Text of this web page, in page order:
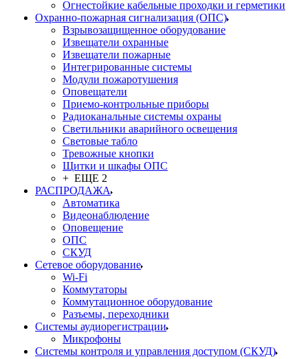
Огнестойкие кабельные проходки и герметики
Охранно-пожарная сигнализация (ОПС)
Взрывозащищенное оборудование
Извещатели охранные
Извещатели пожарные
Интегрированные системы
Модули пожаротушения
Оповещатели
Приемо-контрольные приборы
Радиоканальные системы охраны
Светильники аварийного освещения
Световые табло
Тревожные кнопки
Щитки и шкафы ОПС
+ ЕЩЕ 2
РАСПРОДАЖА
Автоматика
Видеонаблюдение
Оповещение
ОПС
СКУД
Сетевое оборудование
Wi-Fi
Коммутаторы
Коммутационное оборудование
Разъемы, переходники
Системы аудиорегистрации
Микрофоны
Системы контроля и управления доступом (СКУД)